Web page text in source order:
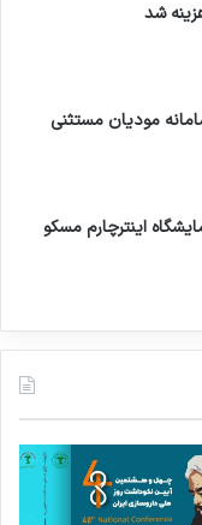
شد
مودیان مستثنی
اینترچارم مسکو